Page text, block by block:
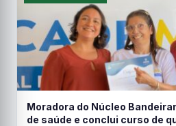
Moradora do Núcleo
de saúde e conclui curso de